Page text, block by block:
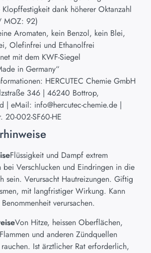
Klopffestigkeit dank höherer Oktanzahl
MOZ: 92)
Aromaten, kein Benzol, kein Blei,
Olefinfrei und Ethanolfrei
mit dem KWF-Siegel
in Germany“
HERCUTEC Chemie GmbH
346 | 46240 Bottrop,
| eMail: info@hercutec-chemie.de |
20-002-SF60-HE
Flüssigkeit und Dampf extrem
bei Verschlucken und Eindringen in die
sein. Verursacht Hautreizungen. Giftig
mit langfristiger Wirkung. Kann
verursachen.
Von Hitze, heissen Oberflächen,
und anderen Zündquellen
Ist ärztlicher Rat erforderlich,